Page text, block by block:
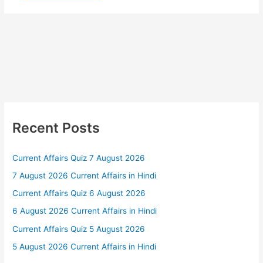
Recent Posts
Current Affairs Quiz 7 August 2026
7 August 2026 Current Affairs in Hindi
Current Affairs Quiz 6 August 2026
6 August 2026 Current Affairs in Hindi
Current Affairs Quiz 5 August 2026
5 August 2026 Current Affairs in Hindi